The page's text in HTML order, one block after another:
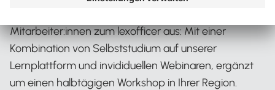
Mitarbeiter:innen zum lexofficer aus: Mit einer
Kombination von Selbststudium auf unserer
Lernplattform und invididuellen Webinaren, ergänzt
um einen halbtägigen Workshop in Ihrer Region.